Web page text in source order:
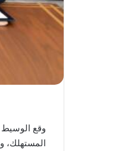
وقع الوسيط
المستهلك،